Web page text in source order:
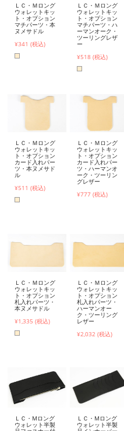
ＬＣ・Ｍロング
ウォレットキッ
ト・オプション
マチパーツ・本
ヌメサドル
¥341 (税込)
ＬＣ・Ｍロング
ウォレットキッ
ト・オプション
マチパーツ・ハ
ーマンオーク・
ツーリングレザ
ー
¥518 (税込)
ＬＣ・Ｍロング
ウォレットキッ
ト・オプション
カード入れパー
ツ・本ヌメサド
ル
¥511 (税込)
ＬＣ・Ｍロング
ウォレットキッ
ト・オプション
カード入れパー
ツ・ハーマンオ
ーク・ツーリン
グレザー
¥777 (税込)
ＬＣ・Ｍロング
ウォレットキッ
ト・オプション
札入れパーツ・
本ヌメサドル
¥1,335 (税込)
ＬＣ・Ｍロング
ウォレットキッ
ト・オプション
札入れパーツ・
ハーマンオー
ク・ツーリング
レザー
¥2,032 (税込)
ＬＣ・Mロング
ウォレット半製
ＬＣ・Mロング
ウォレット半製